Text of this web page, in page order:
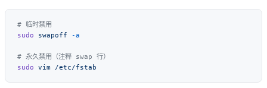
sudo swapoff
sudo vim